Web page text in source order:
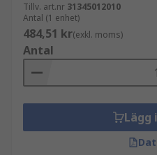
Tillv. art.nr 31345012010
Antal (1 enhet)
484,51 kr(exkl. moms)
Antal
Lägg